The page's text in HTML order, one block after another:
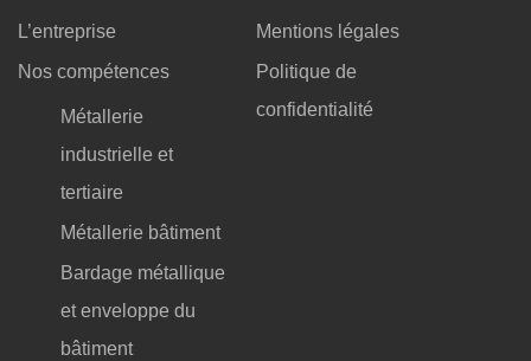
L’entreprise
Nos compétences
Métallerie
industrielle et
tertiaire
Métallerie bâtiment
Bardage métallique
et enveloppe du
bâtiment
Mentions légales
Politique de
confidentialité